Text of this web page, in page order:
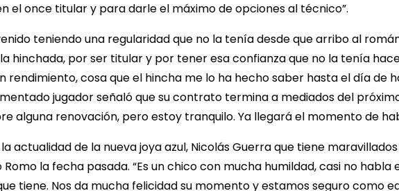
el once titular y para darle el máximo de opciones al técnico”.
teniendo una regularidad que no la tenía desde que arribo al
hinchada, por ser titular y por tener esa confianza que no la tenía
rendimiento, cosa que el hincha me lo ha hecho saber hasta el día de
jugador señaló que su contrato termina a mediados del
alguna renovación, pero estoy tranquilo. Ya llegará el momento de
actualidad de la nueva joya azul, Nicolás Guerra que tiene
la fecha pasada. “Es un chico con mucha humildad, casi no
tiene. Nos da mucha felicidad su momento y estamos seguro como